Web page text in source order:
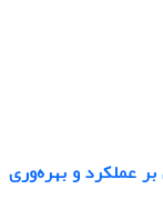
عملکرد و بهره‌وری